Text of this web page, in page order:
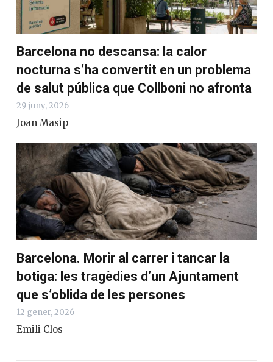
Barcelona no descansa: la calor
nocturna s’ha convertit en un problema
de salut pública que Collboni no afronta
29 juny, 2026
Joan Masip
Barcelona. Morir al carrer i tancar la
botiga: les tragèdies d’un Ajuntament
que s’oblida de les persones
12 gener, 2026
Emili Clos